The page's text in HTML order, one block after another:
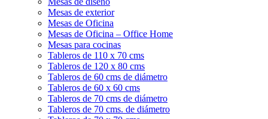
Mesas de exterior
Mesas de Oficina
Mesas de Oficina – Office Home
Mesas para cocinas
Tableros de 110 x 70 cms
Tableros de 120 x 80 cms
Tableros de 60 cms de diámetro
Tableros de 60 x 60 cms
Tableros de 70 cms de diámetro
Tableros de 70 cms. de diámetro